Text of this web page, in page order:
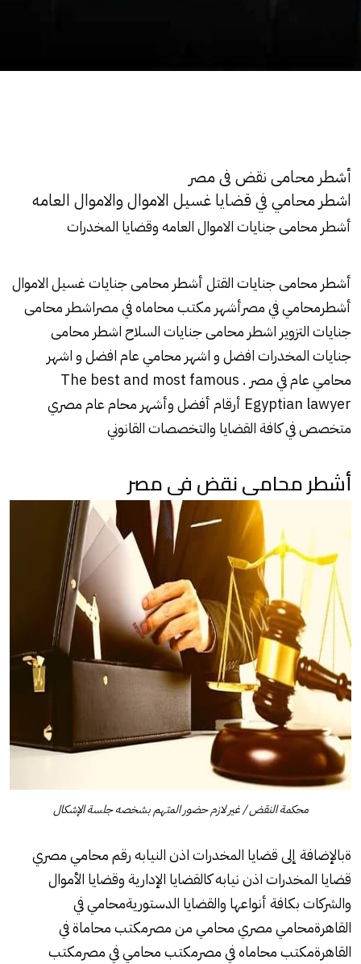
أشطر محامى نقض فى مصر
اشطر محامي في قضايا غسيل الاموال والاموال العامه
أشطر محامى جنايات الاموال العامه وقضايا المخدرات
أشطر محامى جناياتالقتلأشطر محامى جنايات غسيل الاموال
أشطرمحامي في مصرأشهر مكتب محاماه في مصراشطر محامى
جناياتالتزوير اشطر محامى جنايات السلاح اشطر محامى
جناياتالمخدرات افضل و اشهر محامي عام افضل و اشهر
محامي عام في مصر . The best and most famous
Egyptian lawyer أرقام أفضل وأشهر محام عام مصري
متخصص في كافة القضايا والتخصصات القانوني
أشطر محامى نقض فى مصر
محكمة النقض / غير لازم حضور المتهم بشخصه جلسة الإشكال
ةبالإضافة إلى قضايا المخدرات اذن النيابه رقم محامي مصري
قضايا المخدرات اذن نيابه كالقضايا الإدارية وقضايا الأموال
والشركات بكافة أنواعها والقضايا الدستوريةمحامي في
القاهرةمحامي مصري محامي من مصرمكتب محاماة في
القاهرةمكتب محاماه في مصرمكتب محامي في مصرمكتب